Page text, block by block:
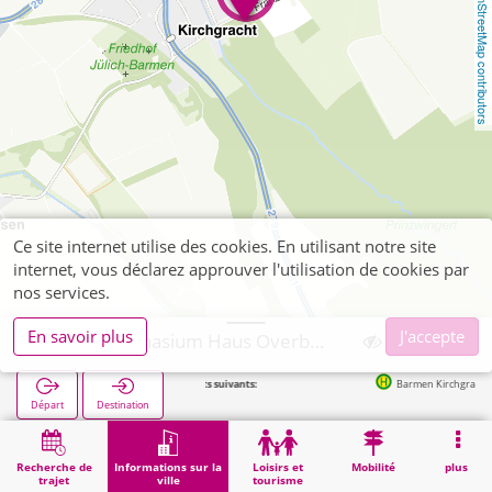
OpenStreetMap contributors
Recherche de
trajet
Informations sur la
ville
Loisirs et
tourisme
Mobilité plus
Départ Destination
Arrêts suivants: Barmen Kirchgracht in
Démarrage Informations sur la ville Jülich, Gymnasium Haus Overbach (POI)
Ce site internet utilise des cookies. En utilisant notre site
internet, vous déclarez approuver l'utilisation de cookies par
nos services.
En savoir plus
J'accepte